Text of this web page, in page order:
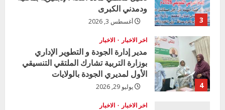
i
n
g
3
ودمدني الكبرى
أغسطس 3, 2026
4
اخر الاخبار الاخبار
مدير إدارة الجودة و التطوير الإداري
بوزارة التربية تشارك الملتقي التنسيقي
الأول لمديري الجودة بالولايات
يوليو 29, 2026
اخر الاخبار الاخبار